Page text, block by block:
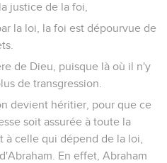
justice de la foi,
la loi, la foi est dépourvue de
de Dieu, puisque là où il n'y
de transgression.
devient héritier, pour que ce
soit assurée à toute la
à celle qui dépend de la loi,
En effet, Abraham